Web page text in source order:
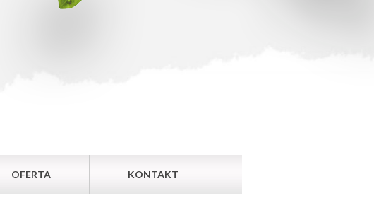
OFERTA KONTAKT